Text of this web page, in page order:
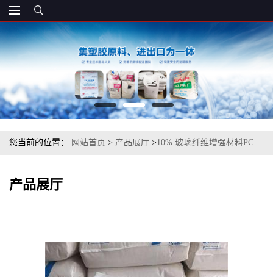
您当前的位置： 网站首页 > 产品展厅 >10% 玻璃纤维增强材料PC
产品展厅